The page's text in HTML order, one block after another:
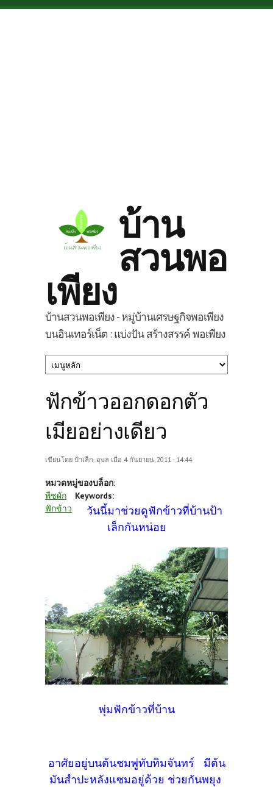
Skip to main content
บ้าน
สวนพอ
เพียง
บ้านสวนพอเพียง - หมู่บ้านเศรษฐกิจพอเพียง
บนอินเทอร์เน็ต : แบ่งปัน สร้างสรรค์ พอเพียง
ฟักข้าวออกดอกตัว
เมียอย่างเดียว
เขียนโดย ป้าเล็ก..อุบล เมื่อ 4 กันยายน, 2011 - 14:44
หมวดหมู่ของบล็อก:
พืชผัก
Keywords:
ฟักข้าว
วันนี้มาช่วยดูฟักข้าวที่บ้านป้า
เล็กกันหน่อย
พุ่มฟักข้าวที่บ้าน
อาศัยอยู่บนต้นชมพู่ทับทิมจันทร์ มีต้น
มันสำปะหลังแซมอยู่ด้วย ช่วยกันพยุง